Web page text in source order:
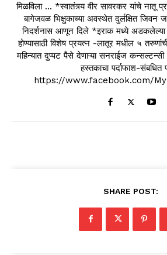
मिळविला ... *स्वातंत्र्य वीर सावरकर यांचे
बागेजवळ भिक्षुकाच्या अवस्थेत दुर्लक्षित
निदर्शनास आणून दिले *इराक मध्ये अडकलेल्या
होण्यासाठी विशेष प्रयत्न -लातूर मधील ५
महिन्यात दुप्पट पैसे देणाऱ्या सनराईज
हस्तकाचा पर्दाफाश-संबधित
https://www.facebook.com/
SHARE POST: